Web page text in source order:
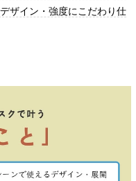
ザイン・強度にこだわり仕